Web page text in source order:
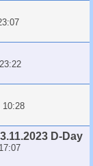
10:28
D-Day